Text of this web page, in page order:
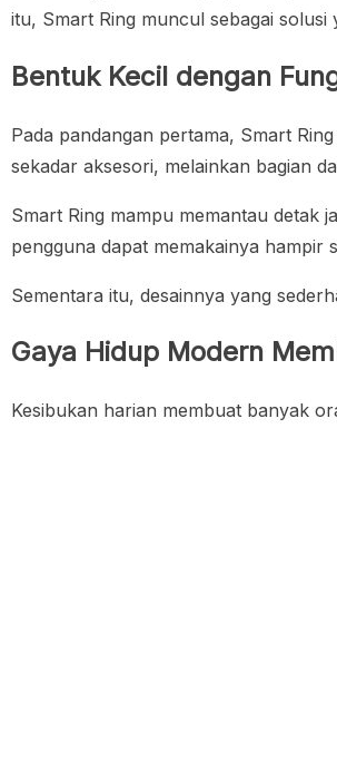
itu, Smart Ring muncul sebagai
Bentuk Kecil dengan
Pada pandangan pertama, Smart
sekadar aksesori, melainkan bagian
Smart Ring mampu memantau detak
pengguna dapat memakainya hampir
Sementara itu, desainnya yang
Gaya Hidup Modern
Kesibukan harian membuat banyak